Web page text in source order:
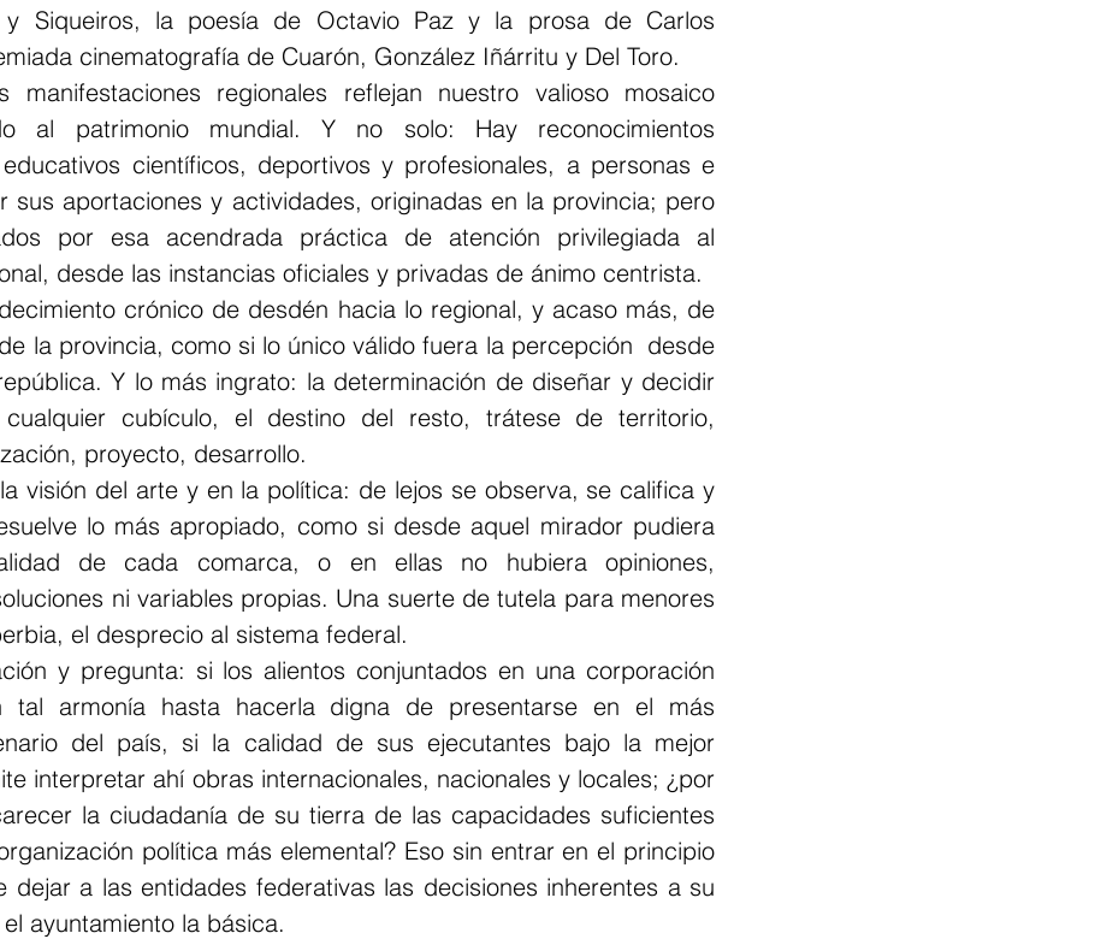
y Siqueiros, la poesía de Octavio Paz y la prosa de Carlos
cinematografía de Cuarón, González Iñárritu y Del Toro.
manifestaciones regionales reflejan nuestro valioso mosaico
al patrimonio mundial. Y no solo: Hay reconocimientos
científicos, deportivos y profesionales, a personas e
sus aportaciones y actividades, originadas en la provincia; pero
por esa acendrada práctica de atención privilegiada al
desde las instancias oficiales y privadas de ánimo centrista.
crónico de desdén hacia lo regional, y acaso más, de
la provincia, como si lo único válido fuera la percepción  desde
Y lo más ingrato: la determinación de diseñar y decidir
cubículo, el destino del resto, trátese de territorio,
proyecto, desarrollo.
visión del arte y en la política: de lejos se observa, se califica y
lo más apropiado, como si desde aquel mirador pudiera
de cada comarca, o en ellas no hubiera opiniones,
ni variables propias. Una suerte de tutela para menores
el desprecio al sistema federal.
y pregunta: si los alientos conjuntados en una corporación
tal armonía hasta hacerla digna de presentarse en el más
del país, si la calidad de sus ejecutantes bajo la mejor
interpretar ahí obras internacionales, nacionales y locales; ¿por
la ciudadanía de su tierra de las capacidades suficientes
política más elemental? Eso sin entrar en el principio
dejar a las entidades federativas las decisiones inherentes a su
ayuntamiento la básica.